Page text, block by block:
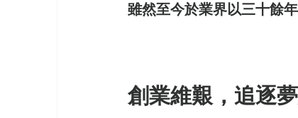
雖然至今於業界以三十餘
創業維艱，追逐